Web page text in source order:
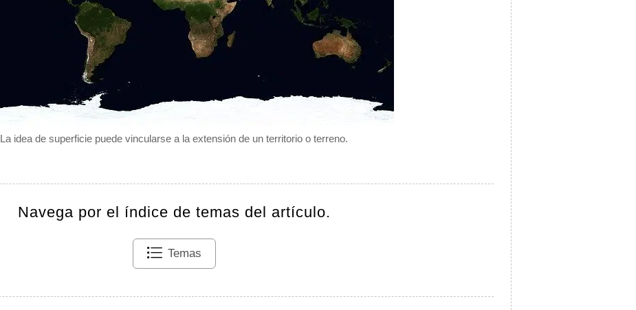
La idea de superficie puede vincularse a la extensión de un territorio o terreno.
Navega por el índice de temas del artículo.
Temas